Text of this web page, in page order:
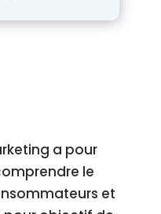
a pour
le
et